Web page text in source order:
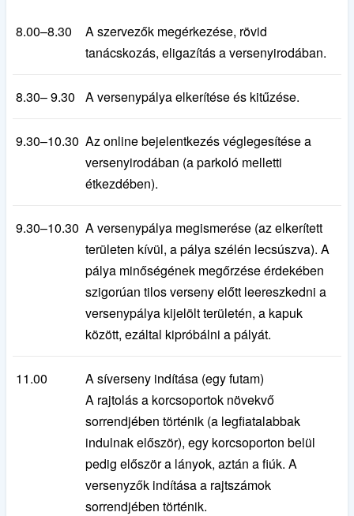
8.00–8.30
A szervezők megérkezése, rövid
tanácskozás, eligazítás a versenyirodában.
8.30– 9.30 A versenypálya elkerítése és kitűzése.
9.30–10.30 Az online bejelentkezés véglegesítése a
versenyirodában (a parkoló melletti
étkezdében).
9.30–10.30 A versenypálya megismerése (az elkerített
területen kívül, a pálya szélén lecsúszva). A
pálya minőségének megőrzése érdekében
szigorúan tilos verseny előtt leereszkedni a
versenypálya kijelölt területén, a kapuk
között, ezáltal kipróbálni a pályát.
11.00
A síverseny indítása (egy futam)
A rajtolás a korcsoportok növekvő
sorrendjében történik (a legfiatalabbak
indulnak először), egy korcsoporton belül
pedig először a lányok, aztán a fiúk. A
versenyzők indítása a rajtszámok
sorrendjében történik.